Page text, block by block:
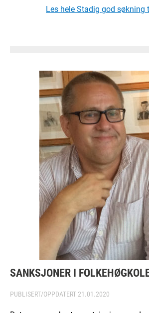
Les hele Stadig god
SANKSJONER I
PUBLISERT/OPPDATERT 21.01.2020